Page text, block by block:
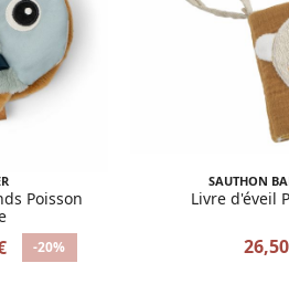
Poisson
-20%
SAUTHON
Livre d'éveil